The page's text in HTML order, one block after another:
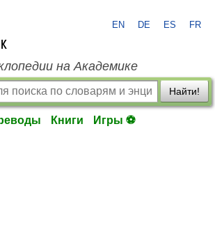
EN DE ES FR
на Академике
Найти!
Книги Игры ⚽